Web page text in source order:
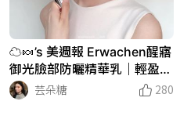
☁️🍬’s 美週報 Erwachen醒寤
御光臉部防曬精華乳｜輕盈臉
部防曬選擇☀️
芸朵糖 280